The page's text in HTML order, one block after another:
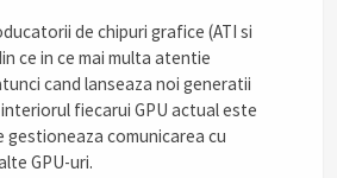
de chipuri grafice (ATI si
ce in ce mai multa atentie
cand lanseaza noi generatii
fiecarui GPU actual este
gestioneaza comunicarea cu
GPU-uri.